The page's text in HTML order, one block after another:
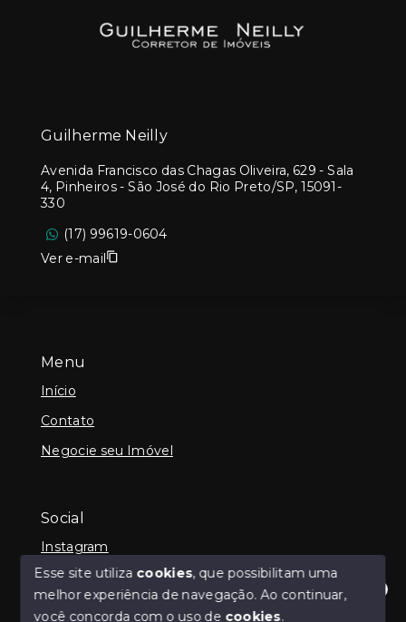
Olá! Estamos disponíveis para te ajudar.
Menu
Início
Contato
Negocie seu Imóvel
Social
Instagram
Guilherme Neilly
Avenida Francisco das Chagas Oliveira, 629 - Sala
4, Pinheiros - São José do Rio Preto/SP, 15091-
330
(17) 99619-0604
Ver e-mail
Esse site utiliza cookies, que possibilitam uma
melhor experiência de navegação.Ao continuar,
você concorda com o uso de cookies.